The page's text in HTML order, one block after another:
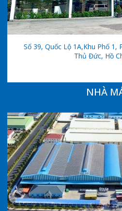
Số 39, Quốc Lộ 1A,khu Phố 1,
Thủ Đức, Hồ
NHÀ